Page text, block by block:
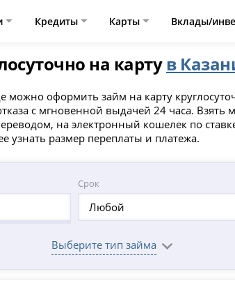
Кредиты Карты Вклады/
на картув
можно оформить займ на карту
с мгновенной выдачей 24 часа.
на электронный кошелек по
узнать размер переплаты и платежа.
Срок
Любой
Выберите тип займа